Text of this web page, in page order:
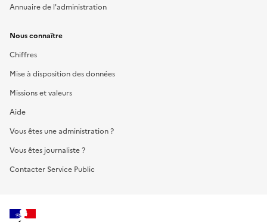
Annuaire de l'administration
Nous connaître
Chiffres
Mise à disposition des données
Missions et valeurs
Aide
Vous êtes une administration ?
Vous êtes journaliste ?
Contacter Service Public